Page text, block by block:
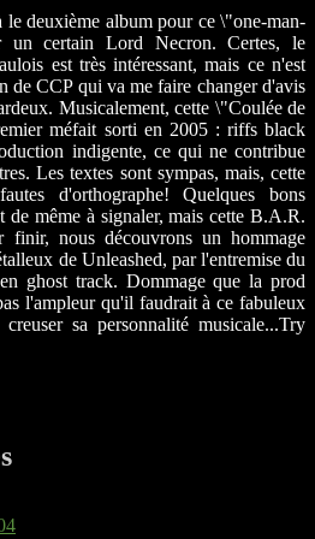
le deuxième album pour ce \"one-man-
un certain Lord Necron. Certes, le
est très intéressant, mais ce n'est
de CCP qui va me faire changer d'avis
Musicalement, cette \"Coulée de
méfait sorti en 2005 : riffs black
indigente, ce qui ne contribue
Les textes sont sympas, mais, cette
d'orthographe! Quelques bons
de même à signaler, mais cette B.A.R.
finir, nous découvrons un hommage
de Unleashed, par l'entremise du
ghost track. Dommage que la prod
l'ampleur qu'il faudrait à ce fabuleux
sa personnalité musicale...Try